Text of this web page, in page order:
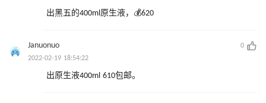
出黑五的400ml原生液，💰620
Januonuo
0
2022-02-19 18:54:22
出原生液400ml 610包邮。